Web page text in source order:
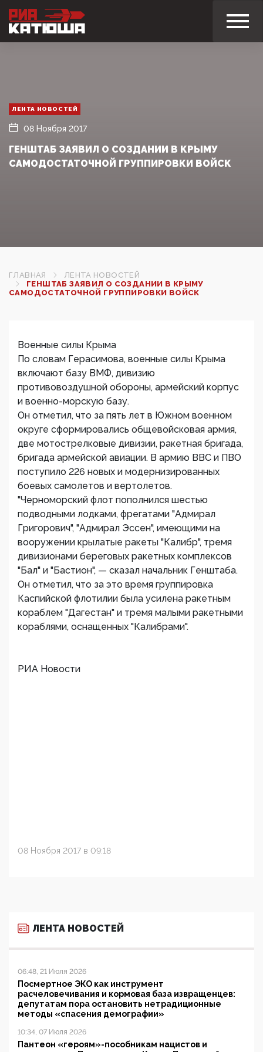
ЛЕНТА НОВОСТЕЙ
08 Ноября 2017
ГЕНШТАБ ЗАЯВИЛ О СОЗДАНИИ В КРЫМУ
САМОДОСТАТОЧНОЙ ГРУППИРОВКИ ВОЙСК
ГЛАВНАЯ
ЛЕНТА НОВОСТЕЙ
ГЕНШТАБ ЗАЯВИЛ О СОЗДАНИИ В КРЫМУ
САМОДОСТАТОЧНОЙ ГРУППИРОВКИ ВОЙСК
Военные силы Крыма
По словам Герасимова, военные силы Крыма
включают базу ВМФ, дивизию
противовоздушной обороны, армейский корпус
и военно-морскую базу.
Он отметил, что за пять лет в Южном военном
округе сформировались общевойсковая армия,
две мотострелковые дивизии, ракетная бригада,
бригада армейской авиации. В армию ВВС и ПВО
поступило 226 новых и модернизированных
боевых самолетов и вертолетов.
"Черноморский флот пополнился шестью
подводными лодками, фрегатами "Адмирал
Григорович", "Адмирал Эссен", имеющими на
вооружении крылатые ракеты "Калибр", тремя
дивизионами береговых ракетных комплексов
"Бал" и "Бастион", — сказал начальник Генштаба.
Он отметил, что за это время группировка
Каспийской флотилии была усилена ракетным
кораблем "Дагестан" и тремя малыми ракетными
кораблями, оснащенных "Калибрами".
РИА Новости
08 Ноября 2017 в 09:18
ЛЕНТА НОВОСТЕЙ
06:48, 21 Июля 2026
Посмертное ЭКО как инструмент
расчеловечивания и кормовая база извращенцев:
депутатам пора остановить нетрадиционные
методы «спасения демографии»
10:34, 07 Июля 2026
Пантеон «героям»-пособникам нацистов и